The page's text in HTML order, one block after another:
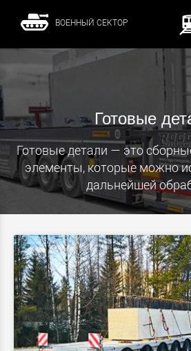
ВОЕННЫЙ СЕКТОР
Готовые
Готовые детали — это
элементы, которые можно
дальнейшей